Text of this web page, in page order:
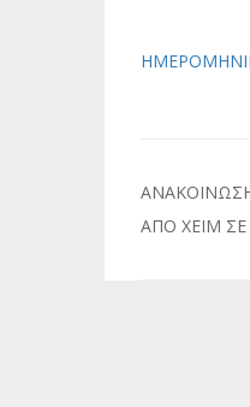
ΑΠΟ ΧΕΙΜ ΣΕ